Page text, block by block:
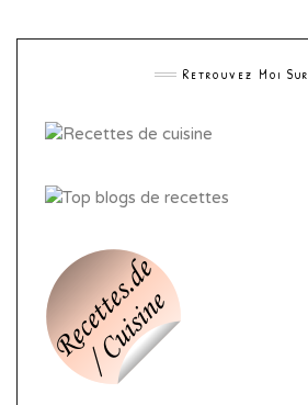
Retrouvez Moi Sur